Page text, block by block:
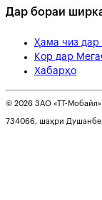
Дар бораи
Ҳама чиз
Кор дар
Хабарҳо
© 2026 ЗАО «ТТ-
734066, шаҳри